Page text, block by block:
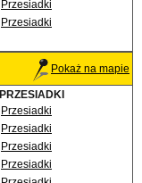
Przesiadki
Przesiadki
Pokaż na mapie
PRZESIADKI
Przesiadki
Przesiadki
Przesiadki
Przesiadki